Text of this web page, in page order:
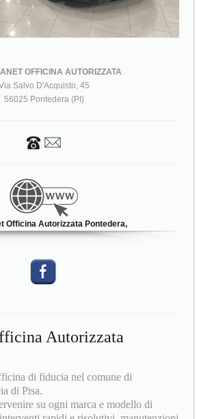
OFFICINA AUTORIZZATA
Salvo D'Acquisto, 45
56025 Pontedera (PI)
Officina Autorizzata Pontedera,
Autorizzata
di fiducia nel comune di
di Pisa.
su ogni marca e modello di